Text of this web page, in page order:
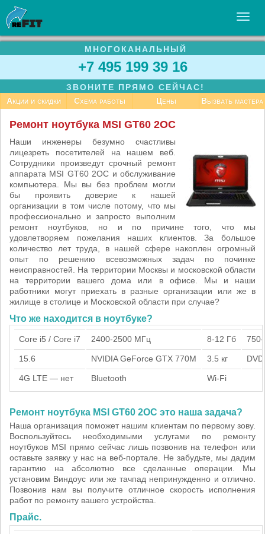
УСЛУГИ
БИЗНЕСУ
СТАТЬИ
МНОГОКАНАЛЬНЫЙ
+7 495 199 39 16
ЗВОНИТЕ ПРЯМО СЕЙЧАС!
Акции и скидки
Схема работы Цены Вызвать мастера
Ремонт ноутбука MSI GT60 2OC
Наши инженеры безумно счастливы
лицезреть посетителей на нашем веб.
Сотрудники произведут срочный ремонт
аппарата MSI GT60 2OC и обслуживание
компьютера. Мы вы без проблем могли
бы проявить доверие к нашей
организации в том числе потому, что мы
профессионально и запросто выполним
ремонт ноутбуков, но и по причине того, что мы
удовлетворяем пожелания наших клиентов. За большое
количество лет труда, в нашей сфере накоплен огромный
опыт по решению всевозможных задач по починке
неисправностей. На территории Москвы и московской области
на территории вашего дома или в офисе. Мы и наши
работники могут приехать в разные организации или же в
жилище в столице и Московской области при случае?
Что же находится в ноутбуке?
Core i5 / Core i7 2400-2500 МГц 8-12 Гб
15.6 NVIDIA GeForce GTX 770M 3.5 кг
4G LTE — нет Bluetooth Wi-Fi
Ремонт ноутбука MSI GT60 2OC это наша задача?
Наша организация поможет нашим клиентам по первому зову.
Воспользуйтесь необходимыми услугами по ремонту
ноутбуков MSI прямо сейчас лишь позвонив на телефон или
оставьте заявку у нас на веб-портале. Не забудьте, мы дадим
гарантию на абсолютно все сделанные операции. Мы
установим Виндоус или же тачпад непринужденно и отлично.
Позвонив нам вы получите отличное скорость исполнения
работ по ремонту вашего устройства.
Прайс.